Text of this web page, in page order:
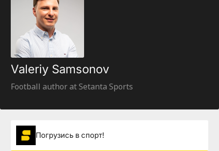
Valeriy Samsonov
Football author at Setanta Sports
Погрузиcь в спорт!